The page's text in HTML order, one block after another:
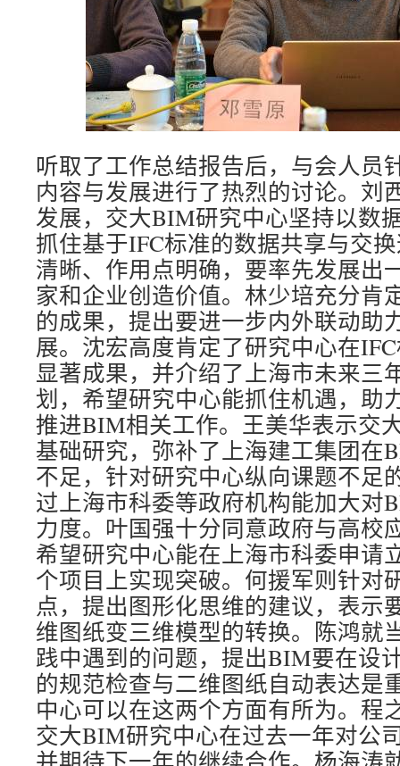
听取了工作总结报告后，与会人员
内容与发展进行了热烈的讨论。刘
发展，交大BIM研究中心坚持以数
抓住基于IFC标准的数据共享与交
清晰、作用点明确，要率先发展出
家和企业创造价值。林少培充分肯
的成果，提出要进一步内外联动助
展。沈宏高度肯定了研究中心在
显著成果，并介绍了上海市未来三
划，希望研究中心能抓住机遇，助
推进BIM相关工作。王美华表示交
基础研究，弥补了上海建工集团在
不足，针对研究中心纵向课题不足
过上海市科委等政府机构能加大对
力度。叶国强十分同意政府与高校
希望研究中心能在上海市科委申请
个项目上实现突破。何援军则针对
点，提出图形化思维的建议，表示
维图纸变三维模型的转换。陈鸿就
践中遇到的问题，提出BIM要在设
的规范检查与二维图纸自动表达是
中心可以在这两个方面有所为。程
交大BIM研究中心在过去一年对公